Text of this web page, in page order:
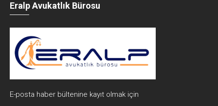
Eralp Avukatlık Bürosu
E-posta haber bültenine kayıt olmak için